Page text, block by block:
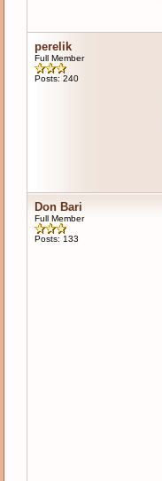
perelik
Full Member
Posts: 240
Don Bari
Full Member
Posts: 133